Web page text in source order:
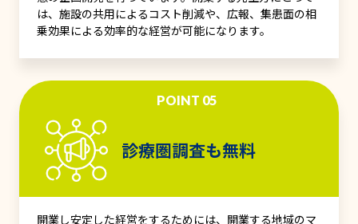
は、施設の共用によるコスト削減や、広報、集患面の相
乗効果による効率的な経営が可能になります。
POINT 05
診療圏調査も無料
開業し安定した経営をするためには、開業する地域のマ